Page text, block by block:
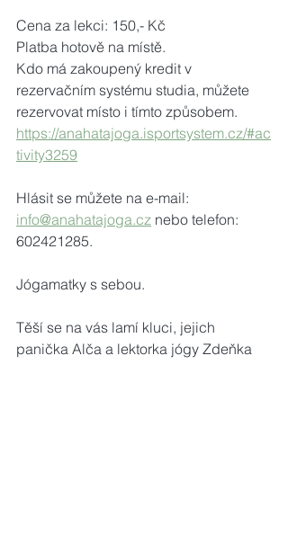
Cena za lekci: 150,- Kč
Platba hotově na místě.
Kdo má zakoupený kredit v
rezervačním systému studia, můžete
rezervovat místo i tímto způsobem.
https://anahatajoga.isportsystem.cz/#ac
tivity3259
Hlásit se můžete na e-mail:
info@anahatajoga.cz nebo telefon:
602421285.
Jógamatky s sebou.
Těší se na vás lamí kluci, jejich
panička Alča a lektorka jógy Zdeňka